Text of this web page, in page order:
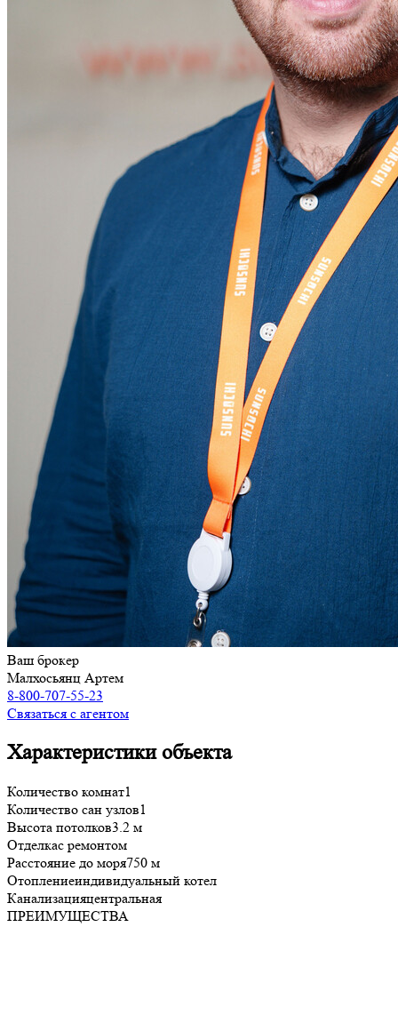
Ваш брокер
Малхосьянц Артем
8-800-707-55-23
Связаться с агентом
Характеристики объекта
Количество комнат1
Количество сан узлов1
Высота потолков3.2 м
Отделкас ремонтом
Расстояние до моря750 м
Отоплениеиндивидуальный котел
Канализацияцентральная
ПРЕИМУЩЕСТВА